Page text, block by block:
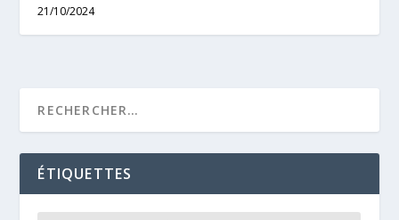
21/10/2024
ÉTIQUETTES